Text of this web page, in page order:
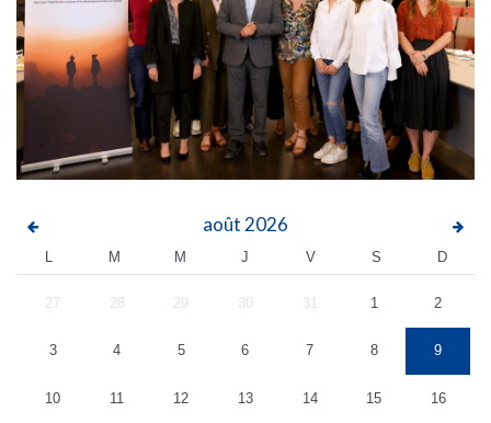
août 2026
L M M J V S D
27 28 29 30 31 1 2
3 4 5 6 7 8 9
10 11 12 13 14 15 16